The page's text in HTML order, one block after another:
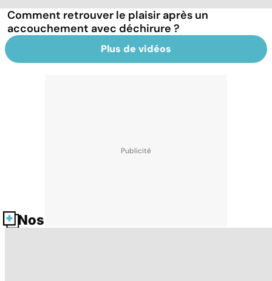
Comment retrouver le plaisir après un
accouchement avec déchirure ?
Plus de vidéos
Nos fiches santé